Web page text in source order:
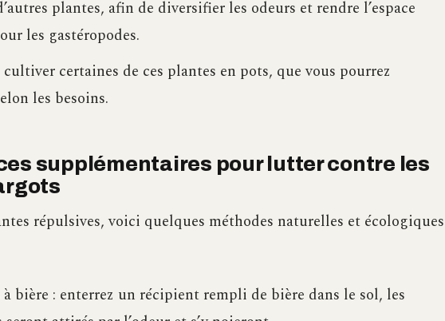
plantes, afin de diversifier les odeurs et rendre l’espace
les gastéropodes.
cultiver certaines de ces plantes en pots, que vous pourrez
les besoins.
supplémentaires pour lutter contre les
répulsives, voici quelques méthodes naturelles et écologiques
bière : enterrez un récipient rempli de bière dans le sol, les